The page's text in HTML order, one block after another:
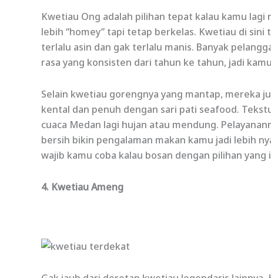
Kwetiau Ong adalah pilihan tepat kalau kamu
lebih “homey” tapi tetap berkelas. Kwetiau di
terlalu asin dan gak terlalu manis. Banyak
rasa yang konsisten dari tahun ke tahun, jadi
Selain kwetiau gorengnya yang mantap, mereka
kental dan penuh dengan sari pati seafood.
cuaca Medan lagi hujan atau mendung.
bersih bikin pengalaman makan kamu jadi lebih
wajib kamu coba kalau bosan dengan pilihan yang
4. Kwetiau Ameng